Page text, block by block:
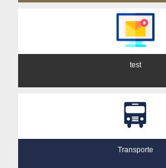
test
Transporte